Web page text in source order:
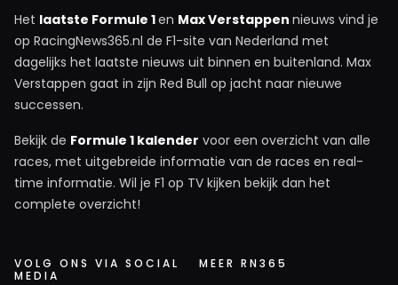
Het laatste Formule 1en Max Verstappen nieuws vind je
op RacingNews365.nl de F1-site van Nederland met
dagelijks het laatste nieuws uit binnen en buitenland. Max
Verstappen gaat in zijn Red Bull op jacht naar nieuwe
successen.
Bekijk de Formule 1 kalender voor een overzicht van alle
races, met uitgebreide informatie van de races en real-
time informatie. Wil je F1 op TV kijken bekijk dan het
complete overzicht!
VOLG ONS VIA SOCIAL
MEDIA
MEER RN365